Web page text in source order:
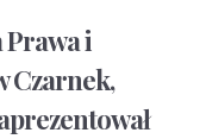
Prawa i
Czarnek,